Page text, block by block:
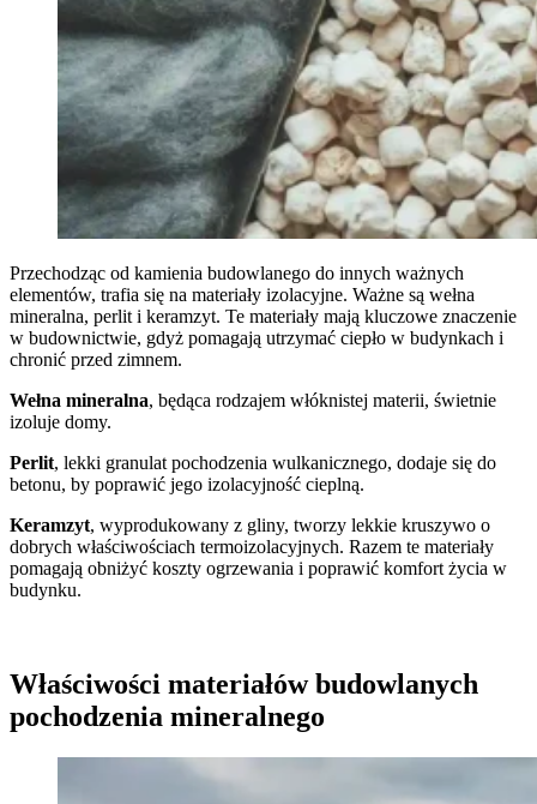
Przechodząc od kamienia budowlanego do innych ważnych
elementów, trafia się na materiały izolacyjne. Ważne są wełna
mineralna, perlit i keramzyt. Te materiały mają kluczowe znaczenie
w budownictwie, gdyż pomagają utrzymać ciepło w budynkach i
chronić przed zimnem.
Wełna mineralna, będąca rodzajem włóknistej materii, świetnie
izoluje domy.
Perlit, lekki granulat pochodzenia wulkanicznego, dodaje się do
betonu, by poprawić jego izolacyjność cieplną.
Keramzyt, wyprodukowany z gliny, tworzy lekkie kruszywo o
dobrych właściwościach termoizolacyjnych. Razem te materiały
pomagają obniżyć koszty ogrzewania i poprawić komfort życia w
budynku.
Właściwości materiałów budowlanych
pochodzenia mineralnego